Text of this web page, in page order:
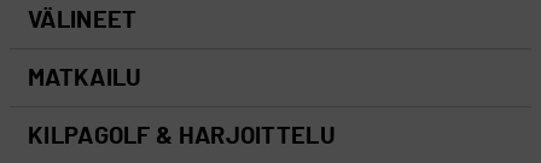
VÄLINEET
MATKAILU
KILPAGOLF & HARJOITTELU